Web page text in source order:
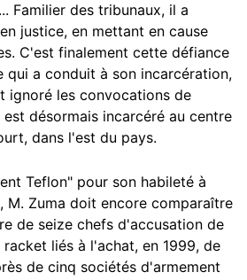
Familier des tribunaux, il a
justice, en mettant en cause
C'est finalement cette défiance
qui a conduit à son incarcération,
ignoré les convocations de
désormais incarcéré au centre
dans l'est du pays.
Teflon" pour son habileté à
M. Zuma doit encore comparaître
de seize chefs d'accusation de
liés à l'achat, en 1999, de
de cinq sociétés d'armement